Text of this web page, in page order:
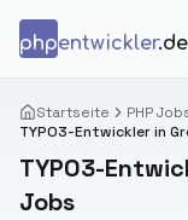
phpentwickler.de
Startseite PHP
TYPO3-Entwickler in
TYPO3-
Jobs